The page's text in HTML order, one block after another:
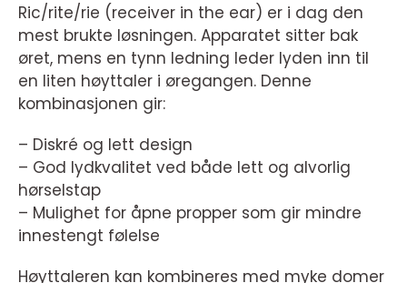
Ric/rite/rie (receiver in the ear) er i dag den
mest brukte løsningen. Apparatet sitter bak
øret, mens en tynn ledning leder lyden inn til
en liten høyttaler i øregangen. Denne
kombinasjonen gir:
– Diskré og lett design
– God lydkvalitet ved både lett og alvorlig
hørselstap
– Mulighet for åpne propper som gir mindre
innestengt følelse
Høyttaleren kan kombineres med myke domer